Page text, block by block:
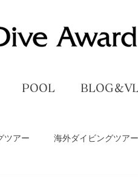
POOL BLOG＆
ツアー 海外ダイビングツアー
習